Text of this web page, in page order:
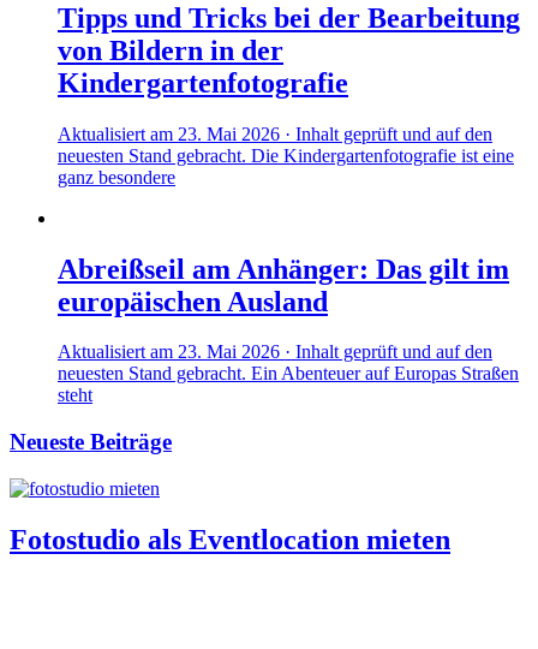
Tipps und Tricks bei der Bearbeitung
von Bildern in der
Kindergartenfotografie
Aktualisiert am 23. Mai 2026 · Inhalt geprüft und auf den
neuesten Stand gebracht. Die Kindergartenfotografie ist eine
ganz besondere
Abreißseil am Anhänger: Das gilt im
europäischen Ausland
Aktualisiert am 23. Mai 2026 · Inhalt geprüft und auf den
neuesten Stand gebracht. Ein Abenteuer auf Europas Straßen
steht
Neueste Beiträge
Fotostudio als Eventlocation mieten